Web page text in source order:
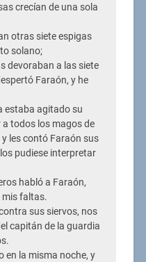
crecían de una sola
otras siete espigas
solano;
devoraban a las siete
Faraón, y he
estaba agitado su
todos los magos de
les contó Faraón sus
pudiese interpretar
habló a Faraón,
mis faltas.
sus siervos, nos
capitán de la guardia
en la misma noche, y